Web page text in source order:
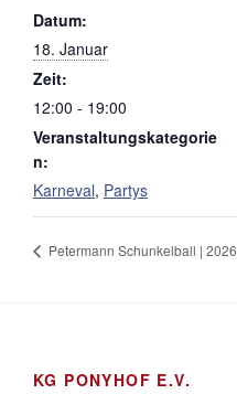
Datum:
18. Januar
Zeit:
12:00 - 19:00
Veranstaltungskategorie
n:
Karneval, Partys
Petermann Schunkelball | 2026
KG PONYHOF E.V.